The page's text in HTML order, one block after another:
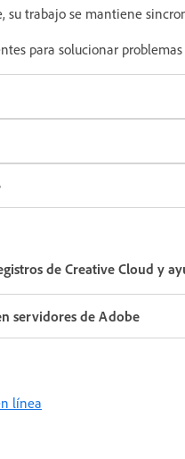
trabajo se mantiene
para solucionar
de Creative Cloud y
servidores de Adobe
línea